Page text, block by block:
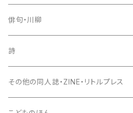
歌集
新鋭短歌シリーズ（書肆侃侃房）
現代短歌クラシックス（書肆侃侃房）
入門書
評論・鑑賞
俳句・川柳
句集
セレクション俳人
入門書
詩
詩集
その他の同人誌・ZINE・リトルプレス